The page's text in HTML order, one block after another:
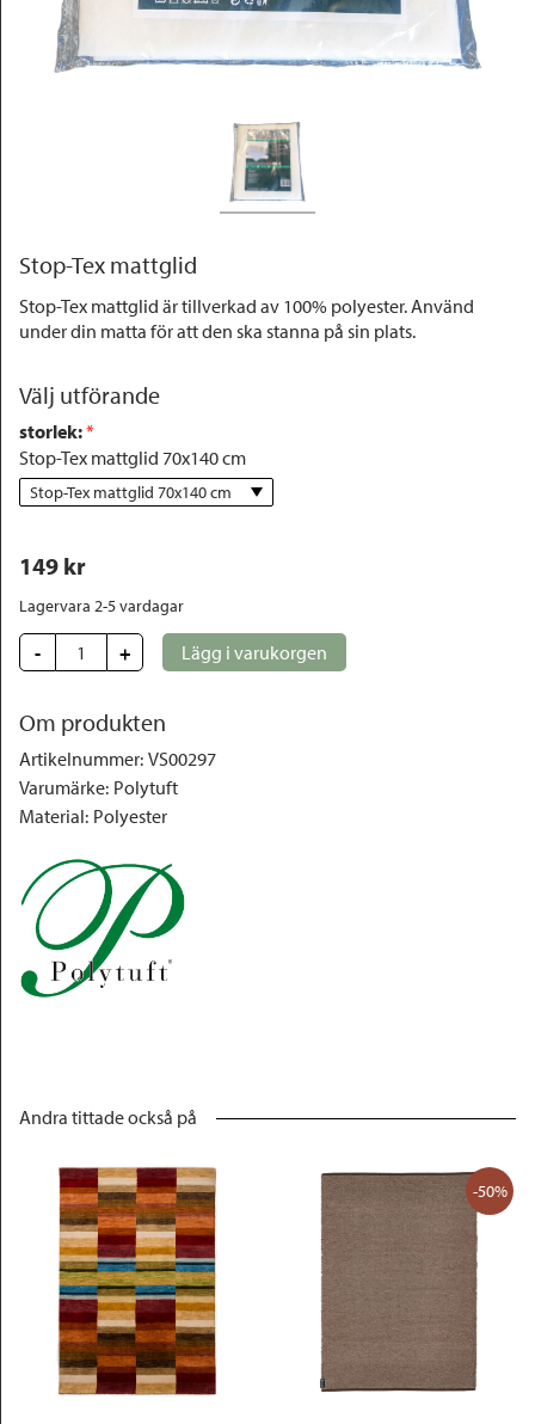
Outlet
Stop-Tex mattglid
Stop-Tex mattglid är tillverkad av 100% polyester. Använd
under din matta för att den ska stanna på sin plats.
Välj utförande
storlek: *
Stop-Tex mattglid 70x140 cm
Stop-Tex mattglid 70x140 cm
149 kr
Lagervara 2-5 vardagar
- + Lägg i varukorgen
Om produkten
Artikelnummer: VS00297
Varumärke: Polytuft
Material: Polyester
Andra tittade också på
-50%